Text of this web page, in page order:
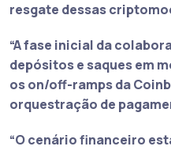
resgate dessas
“A fase inicial da
depósitos e saques em
os on/off-ramps da
orquestração de
“O cenário financeiro